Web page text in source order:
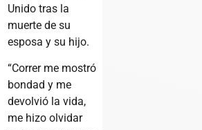
Unido tras la
muerte de su
esposa y su hijo.
“Correr me mostró
bondad y me
devolvió la vida,
me hizo olvidar